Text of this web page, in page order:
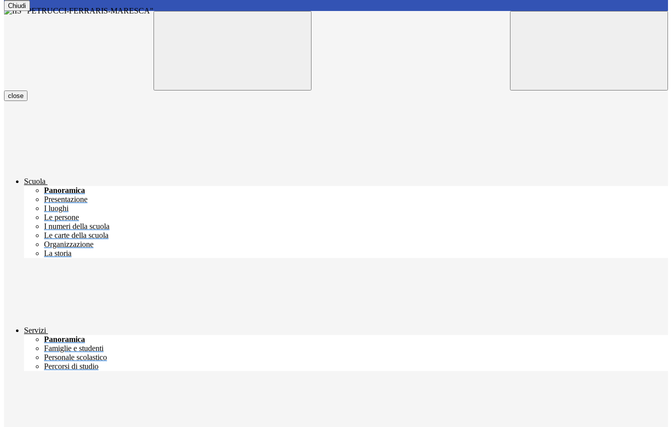
Chiudi
close
Scuola
Panoramica
Presentazione
I luoghi
Le persone
I numeri della scuola
Le carte della scuola
Organizzazione
La storia
Servizi
Panoramica
Famiglie e studenti
Personale scolastico
Percorsi di studio